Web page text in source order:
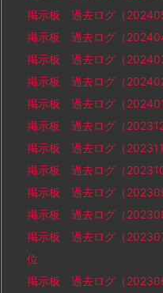
掲示板 過去ログ（
掲示板 過去ログ（
掲示板 過去ログ（
掲示板 過去ログ（
掲示板 過去ログ（
掲示板 過去ログ（
掲示板 過去ログ（
掲示板 過去ログ（
掲示板 過去ログ（
掲示板 過去ログ（
掲示板 過去ログ（
位
掲示板 過去ログ（